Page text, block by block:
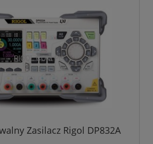
Zasilacz Rigol DP832A